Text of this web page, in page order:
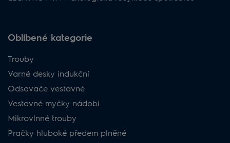
Oblíbené kategorie
Trouby
Varné desky indukční
Odsavače vestavné
Vestavné myčky nádobí
Mikrovlnné trouby
Pračky hluboké předem plněné